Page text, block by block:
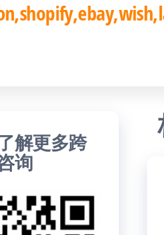
解更多跨
询